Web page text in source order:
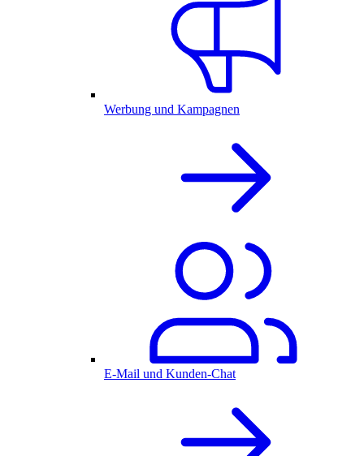
Werbung und Kampagnen
E-Mail und Kunden-Chat